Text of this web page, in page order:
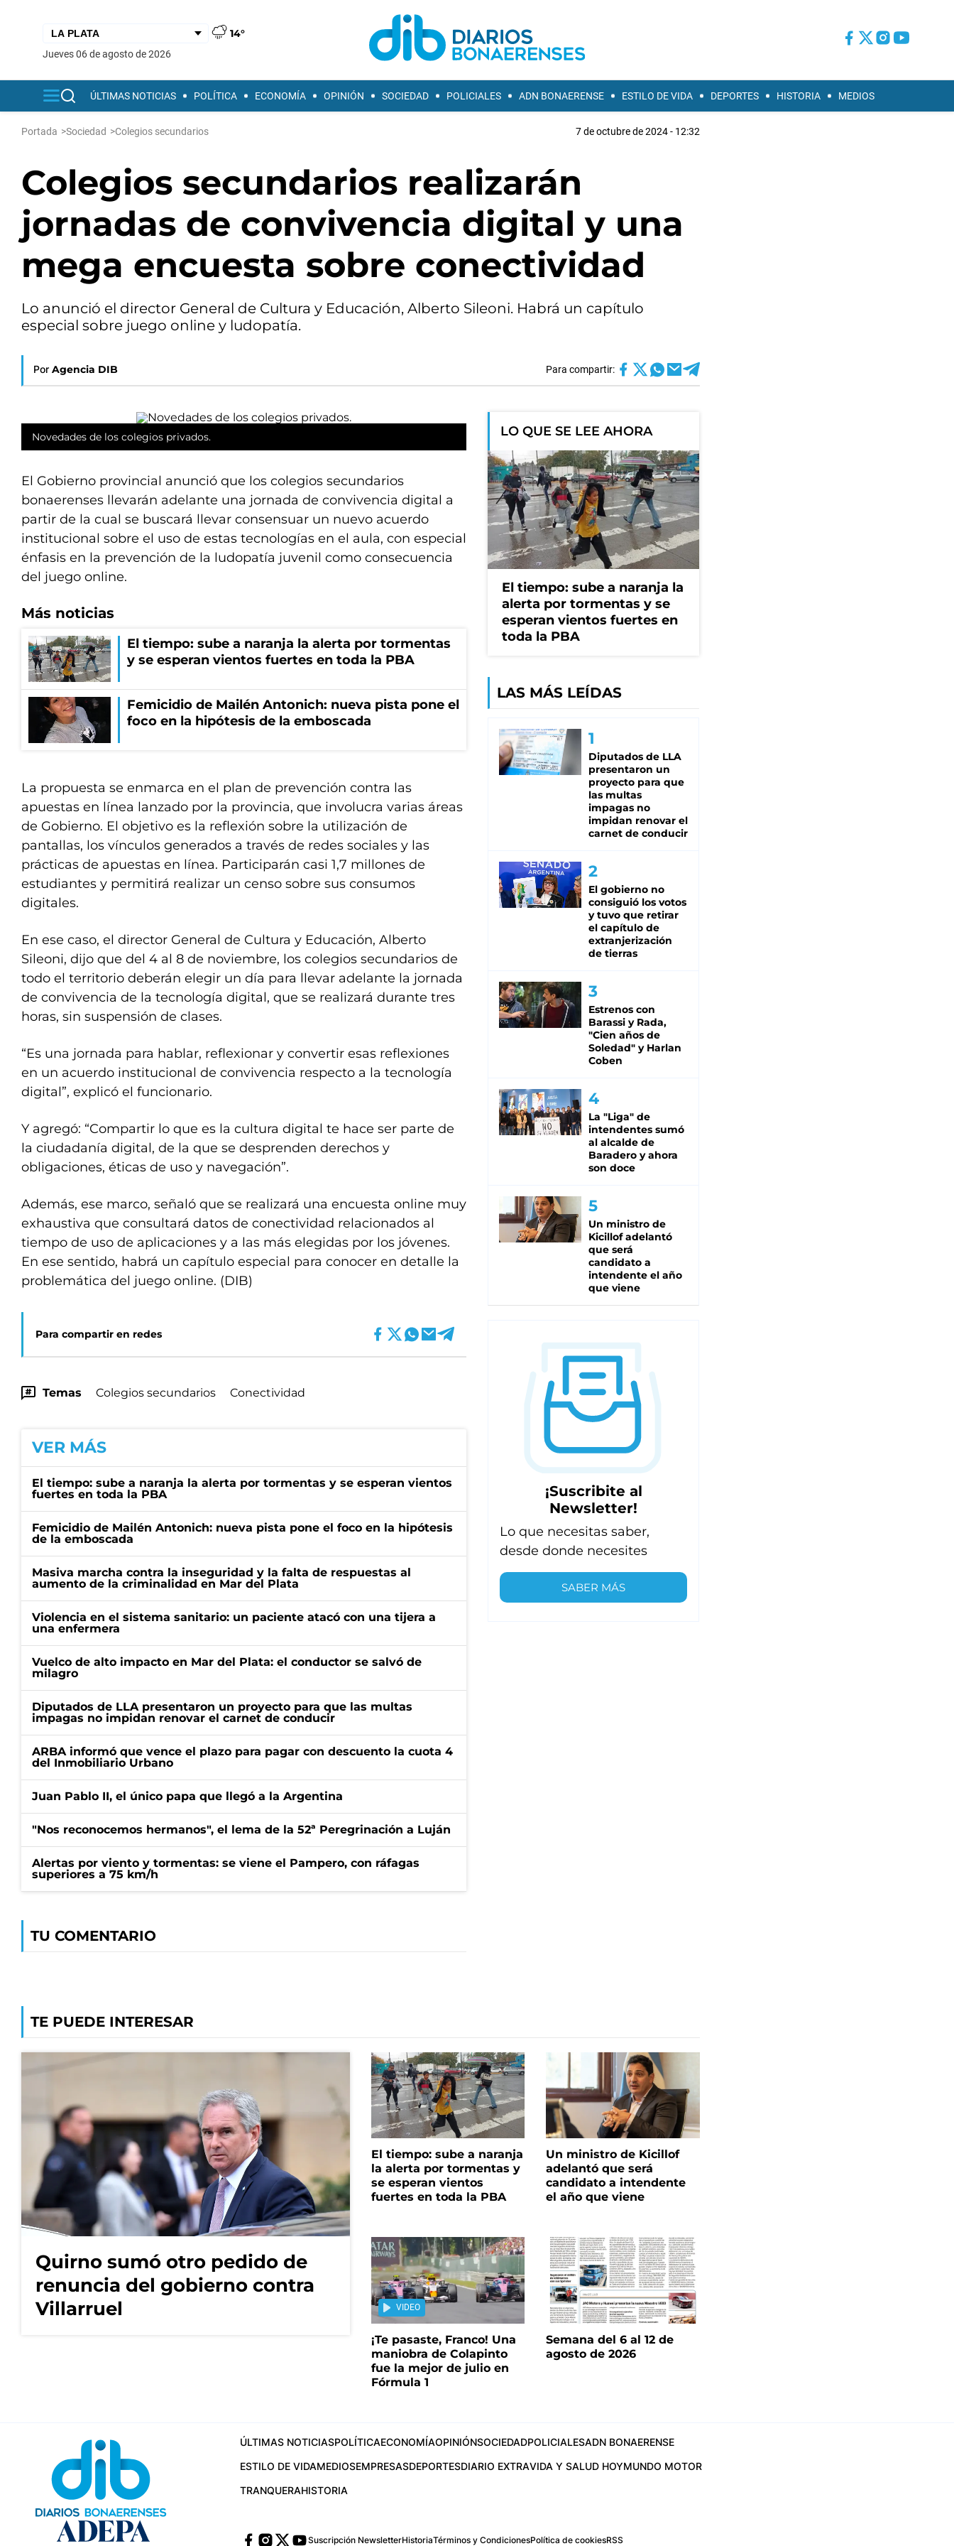
14°
jueves 06 de agosto de 2026
ÚLTIMAS NOTICIAS POLÍTICA ECONOMÍA OPINIÓN SOCIEDAD POLICIALES ADN BONAERENSE ESTILO DE VIDA DEPORTES HISTORIA MEDIOS
Portada >Sociedad >Colegios secundarios 7 de octubre de 2024 - 12:32
Colegios secundarios realizarán
jornadas de convivencia digital y una
mega encuesta sobre conectividad
Lo anunció el director General de Cultura y Educación, Alberto Sileoni. Habrá un capítulo
especial sobre juego online y ludopatía.
Por Agencia DIB Para compartir:
Novedades de los colegios privados.
El Gobierno provincial anunció que los colegios secundarios
bonaerenses llevarán adelante una jornada de convivencia digital a
partir de la cual se buscará llevar consensuar un nuevo acuerdo
institucional sobre el uso de estas tecnologías en el aula, con especial
énfasis en la prevención de la ludopatía juvenil como consecuencia
del juego online.
Más noticias
El tiempo: sube a naranja la alerta por tormentas
y se esperan vientos fuertes en toda la PBA
Femicidio de Mailén Antonich: nueva pista pone el
foco en la hipótesis de la emboscada
La propuesta se enmarca en el plan de prevención contra las
apuestas en línea lanzado por la provincia, que involucra varias áreas
de Gobierno. El objetivo es la reflexión sobre la utilización de
pantallas, los vínculos generados a través de redes sociales y las
prácticas de apuestas en línea. Participarán casi 1,7 millones de
estudiantes y permitirá realizar un censo sobre sus consumos
digitales.
En ese caso, el director General de Cultura y Educación, Alberto
Sileoni, dijo que del 4 al 8 de noviembre, los colegios secundarios de
todo el territorio deberán elegir un día para llevar adelante la jornada
de convivencia de la tecnología digital, que se realizará durante tres
horas, sin suspensión de clases.
“Es una jornada para hablar, reflexionar y convertir esas reflexiones
en un acuerdo institucional de convivencia respecto a la tecnología
digital”, explicó el funcionario.
Y agregó: “Compartir lo que es la cultura digital te hace ser parte de
la ciudadanía digital, de la que se desprenden derechos y
obligaciones, éticas de uso y navegación”.
Además, ese marco, señaló que se realizará una encuesta online muy
exhaustiva que consultará datos de conectividad relacionados al
tiempo de uso de aplicaciones y a las más elegidas por los jóvenes.
En ese sentido, habrá un capítulo especial para conocer en detalle la
problemática del juego online. (DIB)
Para compartir en redes
Temas Colegios secundarios Conectividad
VER MÁS
El tiempo: sube a naranja la alerta por tormentas y se esperan vientos
fuertes en toda la PBA
Femicidio de Mailén Antonich: nueva pista pone el foco en la hipótesis
de la emboscada
Masiva marcha contra la inseguridad y la falta de respuestas al
aumento de la criminalidad en Mar del Plata
Violencia en el sistema sanitario: un paciente atacó con una tijera a
una enfermera
Vuelco de alto impacto en Mar del Plata: el conductor se salvó de
milagro
Diputados de LLA presentaron un proyecto para que las multas
impagas no impidan renovar el carnet de conducir
ARBA informó que vence el plazo para pagar con descuento la cuota 4
del Inmobiliario Urbano
Juan Pablo II, el único papa que llegó a la Argentina
"Nos reconocemos hermanos", el lema de la 52ª Peregrinación a Luján
Alertas por viento y tormentas: se viene el Pampero, con ráfagas
superiores a 75 km/h
TU COMENTARIO
LO QUE SE LEE AHORA
El tiempo: sube a naranja la
alerta por tormentas y se
esperan vientos fuertes en
toda la PBA
LAS MÁS LEÍDAS
Diputados de LLA
presentaron un
proyecto para que
las multas
impagas no
impidan renovar el
carnet de conducir
El gobierno no
consiguió los votos
y tuvo que retirar
el capítulo de
extranjerización
de tierras
Estrenos con
Barassi y Rada,
"Cien años de
Soledad" y Harlan
Coben
La "Liga" de
intendentes sumó
al alcalde de
Baradero y ahora
son doce
Un ministro de
Kicillof adelantó
que será
candidato a
intendente el año
que viene
¡Suscribite al
Newsletter!
Lo que necesitas saber,
desde donde necesites
SABER MÁS
TE PUEDE INTERESAR
Quirno sumó otro pedido de
renuncia del gobierno contra
Villarruel
El tiempo: sube a naranja
la alerta por tormentas y
se esperan vientos
fuertes en toda la PBA
Un ministro de Kicillof
adelantó que será
candidato a intendente
el año que viene
VIDEO
¡Te pasaste, Franco! Una
maniobra de Colapinto
fue la mejor de julio en
Fórmula 1
Semana del 6 al 12 de
agosto de 2026
ÚLTIMAS NOTICIASPOLÍTICAECONOMÍAOPINIÓNSOCIEDADPOLICIALESADN BONAERENSE
ESTILO DE VIDAMEDIOSEMPRESASDEPORTESDIARIO EXTRAVIDA Y SALUD HOYMUNDO MOTOR
TRANQUERAHISTORIA
Suscripción NewsletterHistoriaTérminos y CondicionesPolítica de cookiesRSS